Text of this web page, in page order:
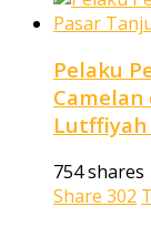
Pelaku
754 shares
Share 302